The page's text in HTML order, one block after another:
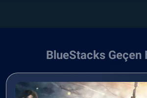
BlueStacks Geçen